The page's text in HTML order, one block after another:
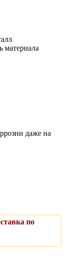
материала
даже на
по